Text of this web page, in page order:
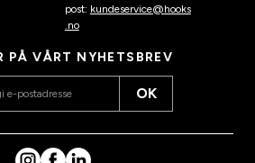
post: kundeservice@hooks
.no
PÅ VÅRT NYHETSBREV
OK